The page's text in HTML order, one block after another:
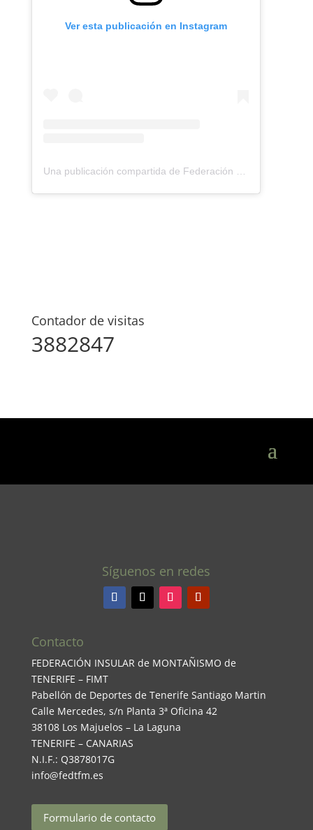
Ver esta publicación en Instagram
Una publicación compartida de Federación Montañismo Tenerife (@federacion_montanismo_tenerife)
Contador de visitas
3882847
Síguenos en redes
Contacto
FEDERACIÓN INSULAR de MONTAÑISMO de
TENERIFE – FIMT
Pabellón de Deportes de Tenerife Santiago Martin
Calle Mercedes, s/n Planta 3ª Oficina 42
38108 Los Majuelos – La Laguna
TENERIFE – CANARIAS
N.I.F.: Q3878017G
info@fedtfm.es
Formulario de contacto